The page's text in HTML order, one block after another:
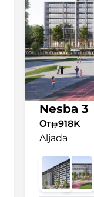
Nesba 3
От 918K
Aljada